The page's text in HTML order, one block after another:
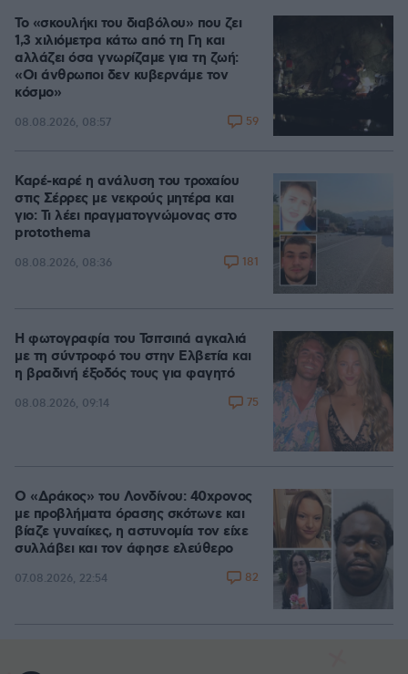
Το «σκουλήκι του διαβόλου» που ζει
1,3 χιλιόμετρα κάτω από τη Γη και
αλλάζει όσα γνωρίζαμε για τη ζωή:
«Οι άνθρωποι δεν κυβερνάμε τον
κόσμο»
08.08.2026, 08:57 59
Καρέ-καρέ η ανάλυση του τροχαίου
στις Σέρρες με νεκρούς μητέρα και
γιο: Τι λέει πραγματογνώμονας στο
protothema
08.08.2026, 08:36 181
Η φωτογραφία του Τσιτσιπά αγκαλιά
με τη σύντροφό του στην Ελβετία και
η βραδινή έξοδός τους για φαγητό
08.08.2026, 09:14 75
Ο «Δράκος» του Λονδίνου: 40χρονος
με προβλήματα όρασης σκότωνε και
βίαζε γυναίκες, η αστυνομία τον είχε
συλλάβει και τον άφησε ελεύθερο
07.08.2026, 22:54 82